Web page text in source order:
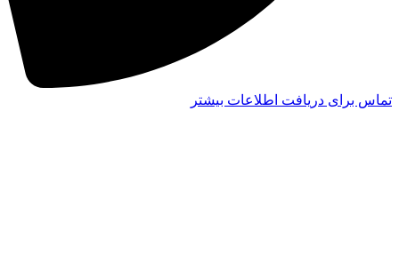
تماس برای دریافت اطلاعات بیشتر